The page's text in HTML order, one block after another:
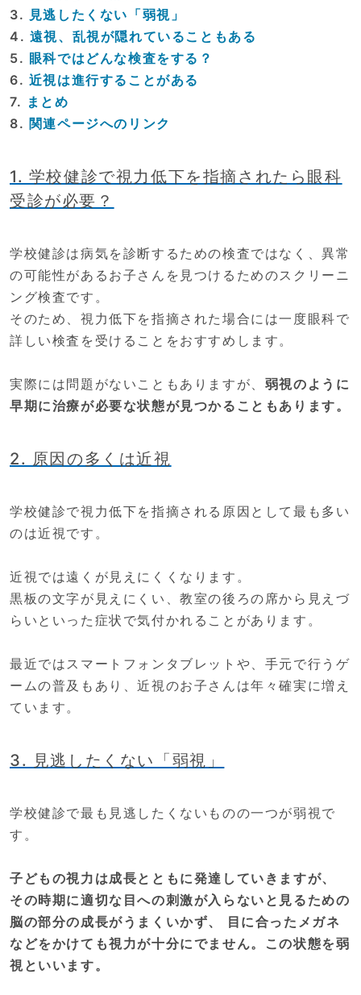
3. 見逃したくない「弱視」
4. 遠視、乱視が隠れていることもある
5. 眼科ではどんな検査をする？
6. 近視は進行することがある
7. まとめ
8. 関連ページへのリンク
1. 学校健診で視力低下を指摘されたら眼科
受診が必要？
学校健診は病気を診断するための検査ではなく、異常
の可能性があるお子さんを見つけるためのスクリーニ
ング検査です。
そのため、視力低下を指摘された場合には一度眼科で
詳しい検査を受けることをおすすめします。
実際には問題がないこともありますが、 弱視のように
早期に治療が必要な状態が見つかることもあります。
2. 原因の多くは近視
学校健診で視力低下を指摘される原因として最も多い
のは近視です。
近視では遠くが見えにくくなります。
黒板の文字が見えにくい、教室の後ろの席から見えづ
らいといった症状で気付かれることがあります。
最近ではスマートフォンタブレットや、手元で行うゲ
ームの普及もあり、近視のお子さんは年々確実に増え
ています。
3. 見逃したくない「弱視」
学校健診で最も見逃したくないものの一つが弱視で
す。
子どもの視力は成長とともに発達していきますが、
その時期に適切な目への刺激が入らないと見るための
脳の部分の成長がうまくいかず、 目に合ったメガネ
などをかけても視力が十分にでません。この状態を弱
視といいます。